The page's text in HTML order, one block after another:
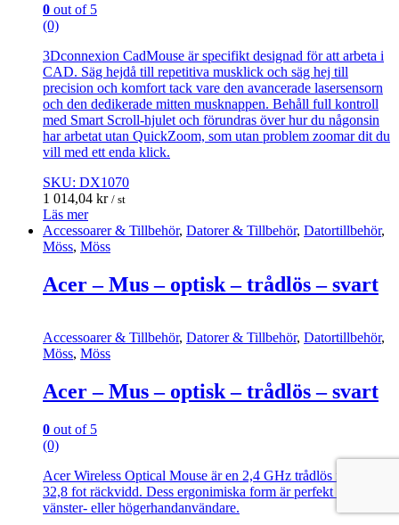
0 out of 5
(0)
3Dconnexion CadMouse är specifikt designad för att arbeta i
CAD. Säg hejdå till repetitiva musklick och säg hej till
precision och komfort tack vare den avancerade lasersensorn
och den dedikerade mitten musknappen. Behåll full kontroll
med Smart Scroll-hjulet och förundras över hur du någonsin
har arbetat utan QuickZoom, som utan problem zoomar dit du
vill med ett enda klick.
SKU: DX1070
1 014,04 kr / st
Läs mer
Accessoarer & Tillbehör, Datorer & Tillbehör, Datortillbehör,
Möss, Möss
Acer – Mus – optisk – trådlös – svart
Accessoarer & Tillbehör, Datorer & Tillbehör, Datortillbehör,
Möss, Möss
Acer – Mus – optisk – trådlös – svart
0 out of 5
(0)
Acer Wireless Optical Mouse är en 2,4 GHz trådlös mus med
32,8 fot räckvidd. Dess ergonimiska form är perfekt för
vänster- eller högerhandanvändare.